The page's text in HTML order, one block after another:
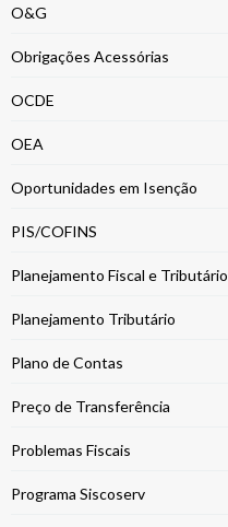
O&G
Obrigações Acessórias
OCDE
OEA
Oportunidades em Isenção
PIS/COFINS
Planejamento Fiscal e Tributário
Planejamento Tributário
Plano de Contas
Preço de Transferência
Problemas Fiscais
Programa Siscoserv